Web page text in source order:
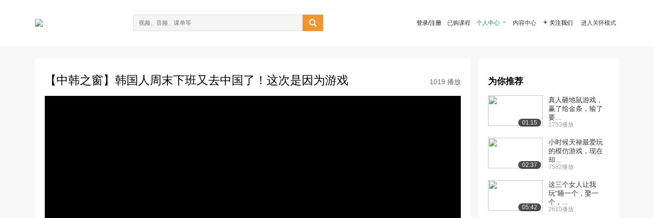
 登录/注册 已购课程 个人中心  内容中心  关注我们 进入关怀模式
【中韩之窗】韩国人周末下班又去中国了！这次是因为游戏 1019 播放 为你推荐
01:15
真人砸地鼠游戏，
赢了给金条，输了
要...
1753播放
02:37
小时候天禄最爱玩
的模仿游戏，现在
却...
7582播放
05:42
这三个女人让我
玩“睡一个，娶一
个，...
2610播放